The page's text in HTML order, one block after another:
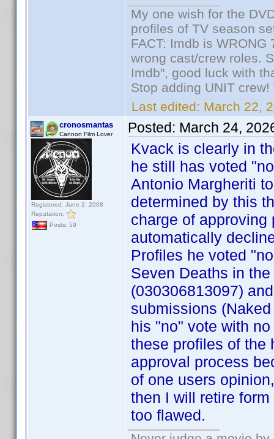
My one wish for the
profiles of TV season
FACT: Imdb is
wrong cast/crew roles.
Imdb", good luck with
Stop adding UNIT
Last edited: March 22,
cronosmantas
Cannon Film Lover
Registered: June 2, 2008
Reputation:
Posts: 59
Posted: March 24,
Kvack is clearly in
he still has voted
Antonio Margheriti
determined by this
charge of
automatically
Profiles he voted
Seven Deaths in
(030306813097)
submissions
his "no" vote with
these profiles of the
approval process
of one users
then I will retire
too flawed.